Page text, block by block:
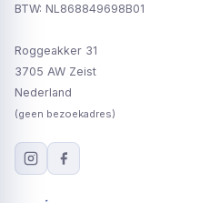
BTW: NL868849698B01
Roggeakker 31
3705 AW Zeist
Nederland
(geen bezoekadres)